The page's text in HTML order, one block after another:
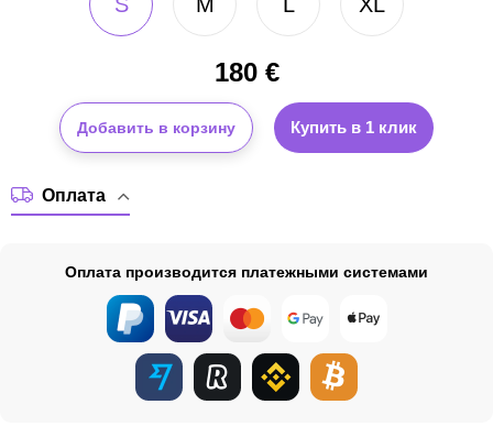
180€
Добавить в корзину Купить в 1 клик
Оплата
Оплата производится платежными системами